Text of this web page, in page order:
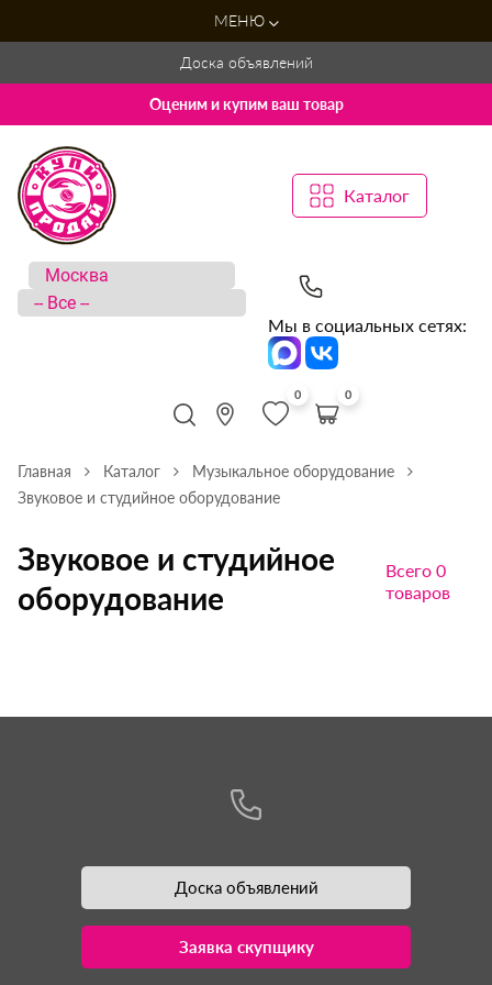
МЕНЮ
Доска объявлений
Оценим и купим ваш товар
Каталог
Мы в социальных сетях:
0 0
Главная Каталог
Музыкальное оборудование
Звуковое и студийное оборудование
Звуковое и студийное
оборудование
Всего 0
товаров
Доска объявлений
Заявка скупщику